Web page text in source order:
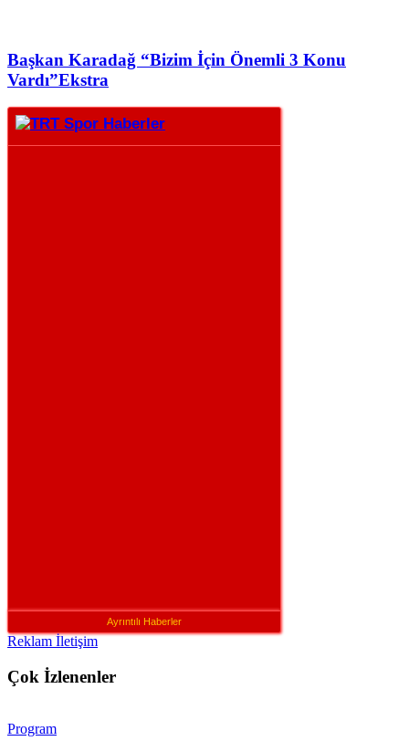
Başkan Karadağ “Bizim İçin Önemli 3 Konu
Vardı”Ekstra
Ayrıntılı Haberler
Reklam İletişim
Çok İzlenenler
Program